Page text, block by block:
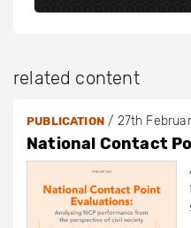
n
n
a
-
g
related content
PUBLICATION/ 27th
National Contact